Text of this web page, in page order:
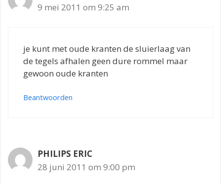
9 mei 2011 om 9:25 am
je kunt met oude kranten de sluierlaag van
de tegels afhalen geen dure rommel maar
gewoon oude kranten
Beantwoorden
PHILIPS ERIC
28 juni 2011 om 9:00 pm